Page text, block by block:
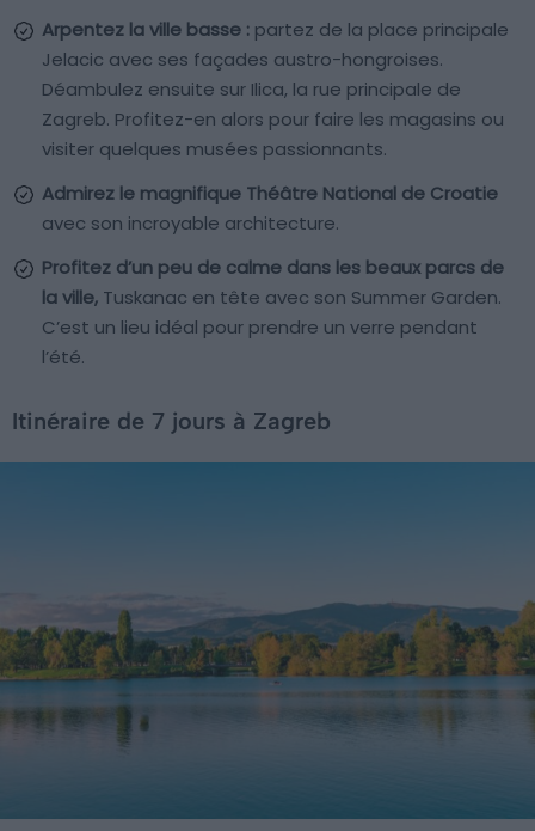
Arpentez la ville basse : partez de la place principale
Jelacic avec ses façades austro-hongroises.
Déambulez ensuite sur Ilica, la rue principale de
Zagreb. Profitez-en alors pour faire les magasins ou
visiter quelques musées passionnants.
Admirez le magnifique Théâtre National de Croatie
avec son incroyable architecture.
Profitez d’un peu de calme dans les beaux parcs de
la ville, Tuskanac en tête avec son Summer Garden.
C’est un lieu idéal pour prendre un verre pendant
l’été.
Itinéraire de 7 jours à Zagreb